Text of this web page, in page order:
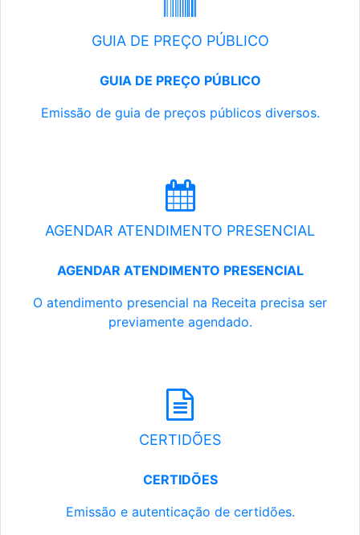
GUIA DE PREÇO PÚBLICO
GUIA DE PREÇO PÚBLICO
Emissão de guia de preços públicos diversos.
AGENDAR ATENDIMENTO PRESENCIAL
AGENDAR ATENDIMENTO PRESENCIAL
O atendimento presencial na Receita precisa ser
previamente agendado.
CERTIDÕES
CERTIDÕES
Emissão e autenticação de certidões.